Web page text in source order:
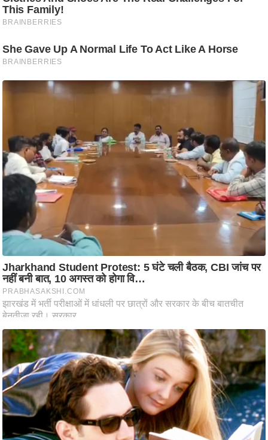
g
N
w
s
स्टा
इ
ल
जी
टी
/
फै
श
न
घ
रे
लू
नु
स्खे